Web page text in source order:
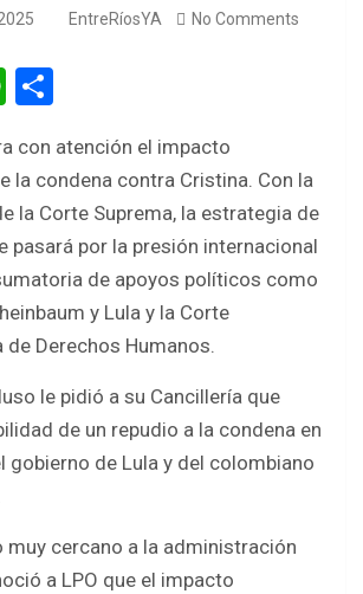
EntreRíosYA No Comments
W
at
s
A
p
p
ar
e
con atención el impacto
la condena contra Cristina. Con la
la Corte Suprema, la estrategia de
pasará por la presión internacional
de apoyos políticos como
y Lula y la Corte
de Derechos Humanos.
le pidió a su Cancillería que
de un repudio a la condena en
gobierno de Lula y del colombiano
muy cercano a la administración
a LPO que el impacto